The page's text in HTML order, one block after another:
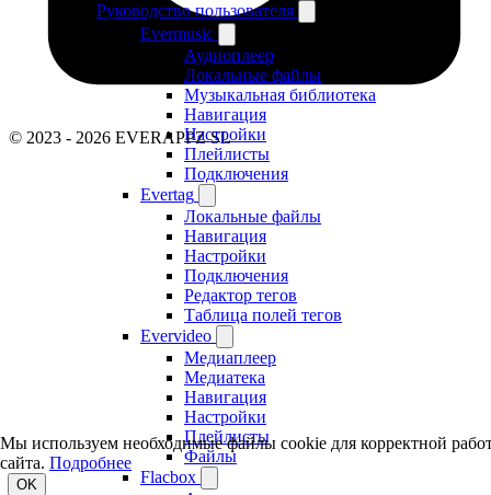
Руководство пользователя
Evermusic
Аудиоплеер
Локальные файлы
Музыкальная библиотека
Навигация
Настройки
Плейлисты
Подключения
Evertag
Локальные файлы
Навигация
Настройки
Подключения
Редактор тегов
Таблица полей тегов
Evervideo
Медиаплеер
Медиатека
Навигация
Настройки
Плейлисты
Файлы
Flacbox
Мы используем необходимые файлы cookie для корректной
сайта. Подробнее
OK
© 2023 - 2026 EVERAPPZ SL